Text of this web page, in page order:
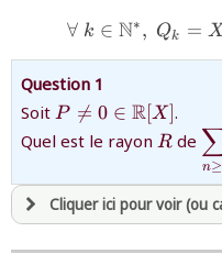
∀ k ∈ N∗ , Qk = X
Question 1
Soit {P\ne0\in
\mathbb{R}
P 
= 0 ∈ R[X].
Quel est le rayon {R}
R de
n≥
Cliquer ici pour voir (ou